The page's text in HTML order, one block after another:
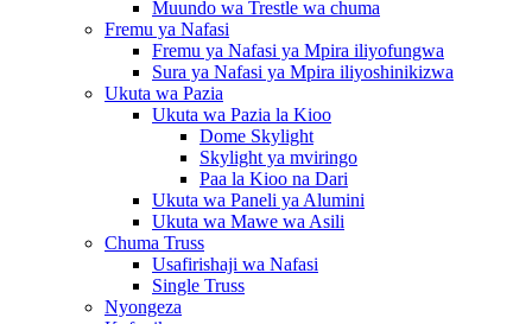
Muundo wa Trestle wa chuma
Fremu ya Nafasi
Fremu ya Nafasi ya Mpira iliyofungwa
Sura ya Nafasi ya Mpira iliyoshinikizwa
Ukuta wa Pazia
Ukuta wa Pazia la Kioo
Dome Skylight
Skylight ya mviringo
Paa la Kioo na Dari
Ukuta wa Paneli ya Alumini
Ukuta wa Mawe wa Asili
Chuma Truss
Usafirishaji wa Nafasi
Single Truss
Nyongeza